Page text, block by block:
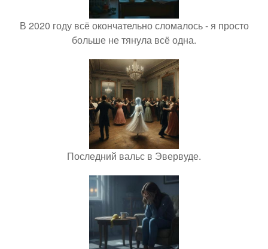
В 2020 году всё окончательно сломалось - я просто
больше не тянула всё одна.
Последний вальс в Эвервуде.